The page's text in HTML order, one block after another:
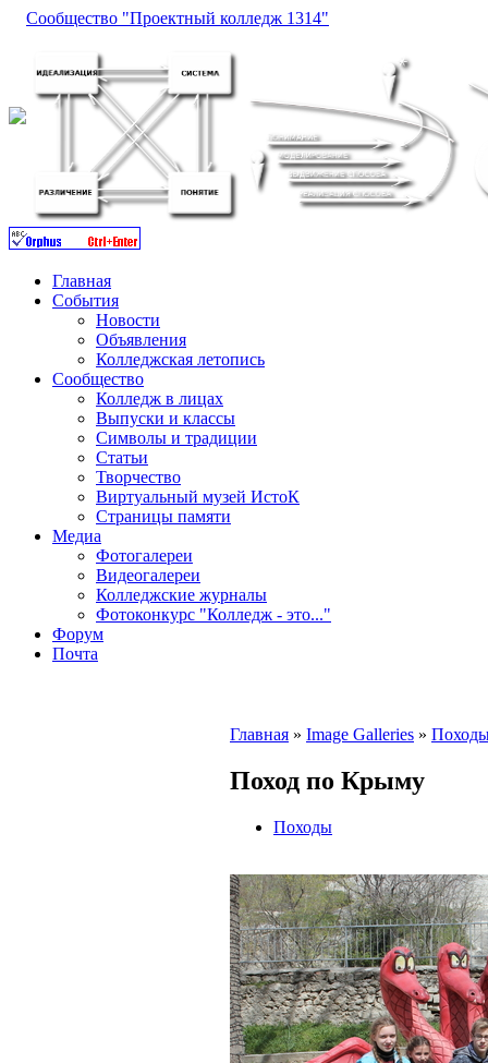
Сообщество "Проектный колледж 1314"
Главная
События
Новости
Объявления
Колледжская летопись
Сообщество
Колледж в лицах
Выпуски и классы
Символы и традиции
Статьи
Творчество
Виртуальный музей ИстоК
Страницы памяти
Медиа
Фотогалереи
Видеогалереи
Колледжские журналы
Фотоконкурс "Колледж - это..."
Форум
Почта
Главная » Image Galleries »
Поход по Крыму
Походы